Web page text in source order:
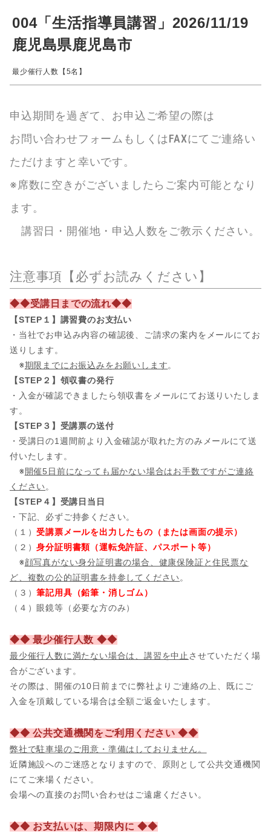
004「生活指導員講習」2026/11/19
鹿児島県鹿児島市
最少催行人数【5名】
申込期間を過ぎて、お申込ご希望の際は
お問い合わせフォームもしくはFAXにてご連絡い
ただけますと幸いです。
※席数に空きがございましたらご案内可能となり
ます。
講習日・開催地・申込人数をご教示ください。
注意事項【必ずお読みください】
◆◆受講日までの流れ◆◆
【STEP１】講習費のお支払い
・当社でお申込み内容の確認後、ご請求の案内をメールにてお
送りします。
※期限までにお振込みをお願いします。
【STEP２】領収書の発行
・入金が確認できましたら領収書をメールにてお送りいたしま
す。
【STEP３】受講票の送付
・受講日の1週間前より入金確認が取れた方のみメールにて送
付いたします。
※開催5日前になっても届かない場合はお手数ですがご連絡
ください 。
【STEP４】受講日当日
・下記、必ずご持参ください。
（１）受講票メールを出力したもの（または画面の提示）
（２）身分証明書類（運転免許証、パスポート等）
※顔写真がない身分証明書の場合、健康保険証と住民票な
ど、複数の公的証明書を持参してください 。
（３）筆記用具（鉛筆・消しゴム）
（４）眼鏡等（必要な方のみ）
◆◆ 最少催行人数 ◆◆
最少催行人数に満たない場合は、講習を中止 させていただく場
合がございます。
その際は、開催の10日前までに弊社よりご連絡の上、既にご
入金を頂戴している場合は全額ご返金いたします。
◆◆ 公共交通機関をご利用ください ◆◆
弊社で駐車場のご用意・準備はしておりません。
近隣施設へのご迷惑となりますので、原則として公共交通機関
にてご来場ください。
会場への直接のお問い合わせはご遠慮ください。
◆◆ お支払いは、期限内に ◆◆